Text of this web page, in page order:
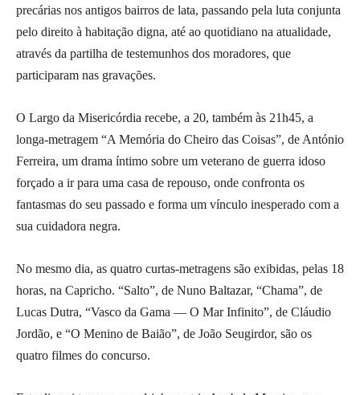
precárias nos antigos bairros de lata, passando pela luta conjunta
pelo direito à habitação digna, até ao quotidiano na atualidade,
através da partilha de testemunhos dos moradores, que
participaram nas gravações.
O Largo da Misericórdia recebe, a 20, também às 21h45, a
longa-metragem “A Memória do Cheiro das Coisas”, de António
Ferreira, um drama íntimo sobre um veterano de guerra idoso
forçado a ir para uma casa de repouso, onde confronta os
fantasmas do seu passado e forma um vínculo inesperado com a
sua cuidadora negra.
No mesmo dia, as quatro curtas-metragens são exibidas, pelas 18
horas, na Capricho. “Salto”, de Nuno Baltazar, “Chama”, de
Lucas Dutra, “Vasco da Gama — O Mar Infinito”, de Cláudio
Jordão, e “O Menino de Baião”, de João Seugirdor, são os
quatro filmes do concurso.